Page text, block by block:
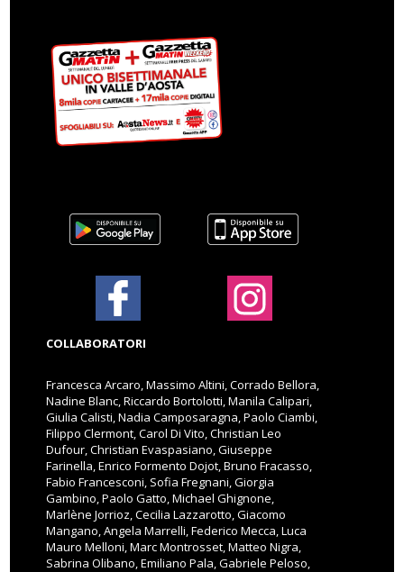
COLLABORATORI
Francesca Arcaro, Massimo Altini, Corrado Bellora,
Nadine Blanc, Riccardo Bortolotti, Manila Calipari,
Giulia Calisti, Nadia Camposaragna, Paolo Ciambi,
Filippo Clermont, Carol Di Vito, Christian Leo
Dufour, Christian Evaspasiano, Giuseppe
Farinella, Enrico Formento Dojot, Bruno Fracasso,
Fabio Francesconi, Sofia Fregnani, Giorgia
Gambino, Paolo Gatto, Michael Ghignone,
Marlène Jorrioz, Cecilia Lazzarotto, Giacomo
Mangano, Angela Marrelli, Federico Mecca, Luca
Mauro Melloni, Marc Montrosset, Matteo Nigra,
Sabrina Olibano, Emiliano Pala, Gabriele Peloso,